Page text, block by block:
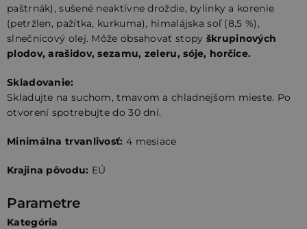
paštrnák), sušené neaktívne droždie, bylinky a korenie
(petržlen, pažítka, kurkuma), himalájska soľ (8,5 %),
slnečnicový olej. Môže obsahovať stopy škrupinových
plodov, arašidov, sezamu, zeleru, sóje, horčice.
Skladovanie:
Skladujte na suchom, tmavom a chladnejšom mieste. Po
otvorení spotrebujte do 30 dní.
Minimálna trvanlivosť: 4 mesiace
Krajina pôvodu: EÚ
Parametre
Kategória